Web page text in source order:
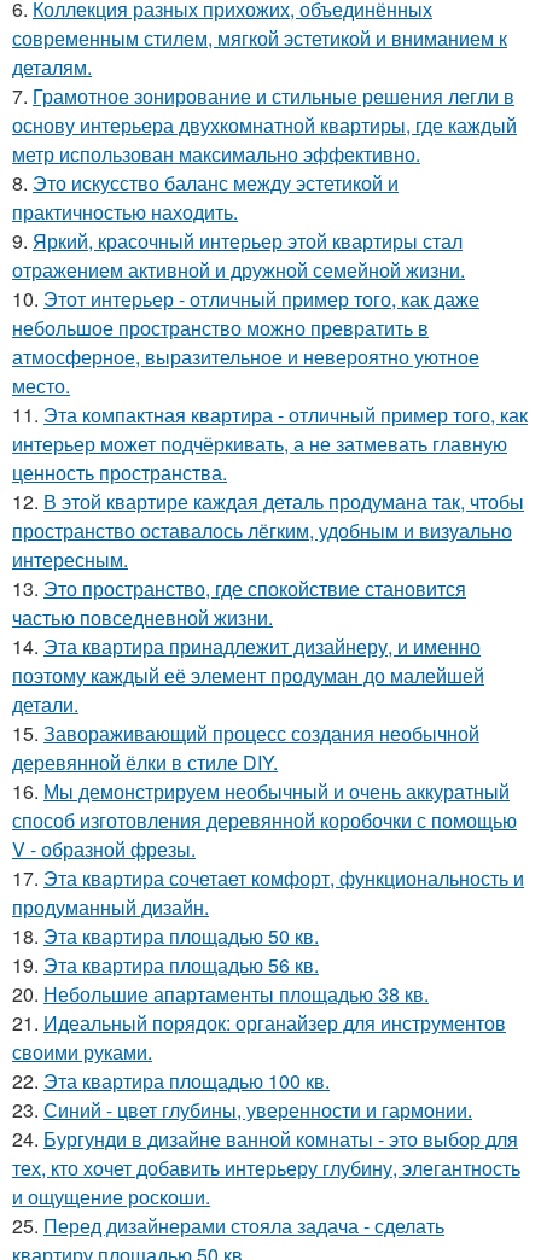
6. Коллекция разных прихожих, объединённых
современным стилем, мягкой эстетикой и вниманием к
деталям.
7. Грамотное зонирование и стильные решения легли в
основу интерьера двухкомнатной квартиры, где каждый
метр использован максимально эффективно.
8. Это искусство баланс между эстетикой и
практичностью находить.
9. Яркий, красочный интерьер этой квартиры стал
отражением активной и дружной семейной жизни.
10. Этот интерьер - отличный пример того, как даже
небольшое пространство можно превратить в
атмосферное, выразительное и невероятно уютное
место.
11. Эта компактная квартира - отличный пример того, как
интерьер может подчёркивать, а не затмевать главную
ценность пространства.
12. В этой квартире каждая деталь продумана так, чтобы
пространство оставалось лёгким, удобным и визуально
интересным.
13. Это пространство, где спокойствие становится
частью повседневной жизни.
14. Эта квартира принадлежит дизайнеру, и именно
поэтому каждый её элемент продуман до малейшей
детали.
15. Завораживающий процесс создания необычной
деревянной ёлки в стиле DIY.
16. Мы демонстрируем необычный и очень аккуратный
способ изготовления деревянной коробочки с помощью
V - образной фрезы.
17. Эта квартира сочетает комфорт, функциональность и
продуманный дизайн.
18. Эта квартира площадью 50 кв.
19. Эта квартира площадью 56 кв.
20. Небольшие апартаменты площадью 38 кв.
21. Идеальный порядок: органайзер для инструментов
своими руками.
22. Эта квартира площадью 100 кв.
23. Синий - цвет глубины, уверенности и гармонии.
24. Бургунди в дизайне ванной комнаты - это выбор для
тех, кто хочет добавить интерьеру глубину, элегантность
и ощущение роскоши.
25. Перед дизайнерами стояла задача - сделать